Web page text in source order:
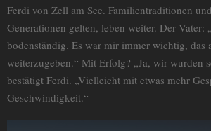
Ferdi von Zell am See. Familientraditionen
Generationen gelten, leben weiter. Der Vater:
bodenständig. Es war mir immer wichtig, das
weiterzugeben.“ Mit Erfolg? „Ja, wir wurden
bestätigt Ferdi. „Vielleicht mit etwas mehr
Geschwindigkeit.“